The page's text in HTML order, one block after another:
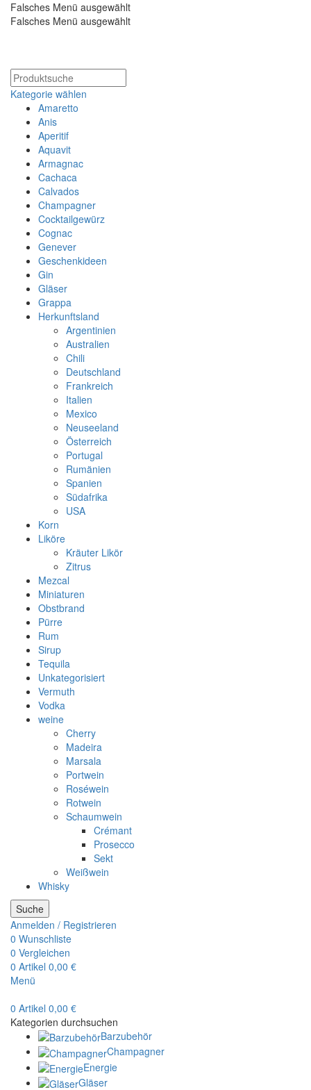
Falsches Menü ausgewählt
Falsches Menü ausgewählt
Kategorie wählen
Amaretto
Anis
Aperitif
Aquavit
Armagnac
Cachaca
Calvados
Champagner
Cocktailgewürz
Cognac
Genever
Geschenkideen
Gin
Gläser
Grappa
Herkunftsland
Argentinien
Australien
Chili
Deutschland
Frankreich
Italien
Mexico
Neuseeland
Österreich
Portugal
Rumänien
Spanien
Südafrika
USA
Korn
Liköre
Kräuter Likör
Zitrus
Mezcal
Miniaturen
Obstbrand
Pürre
Rum
Sirup
Tequila
Unkategorisiert
Vermuth
Vodka
weine
Cherry
Madeira
Marsala
Portwein
Roséwein
Rotwein
Schaumwein
Crémant
Prosecco
Sekt
Weißwein
Whisky
Suche
Anmelden / Registrieren
0 Wunschliste
0 Vergleichen
0 Artikel 0,00 €
Menü
0 Artikel 0,00 €
Kategorien durchsuchen
Barzubehör
Champagner
Energie
Gläser